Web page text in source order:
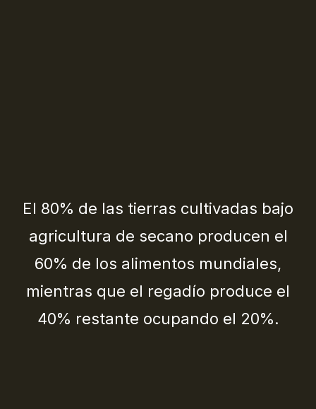
El 80% de las tierras cultivadas bajo
agricultura de secano producen el
60% de los alimentos mundiales,
mientras que el regadío produce el
40% restante ocupando el 20%.